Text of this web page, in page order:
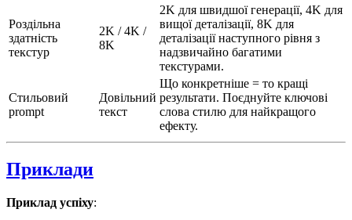
Роздільна
здатність
текстур
2K / 4K /
8K
2K для швидшої генерації, 4K для
вищої деталізації, 8K для
деталізації наступного рівня з
надзвичайно багатими
текстурами.
Стильовий
prompt
Довільний
текст
Що конкретніше = то кращі
результати. Поєднуйте ключові
слова стилю для найкращого
ефекту.
Приклади
Приклад успіху: